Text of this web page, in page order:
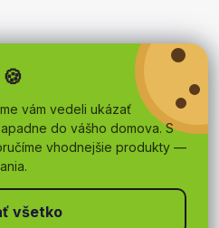
vám vedeli ukázať
do vášho domova. S
vhodnejšie produkty —